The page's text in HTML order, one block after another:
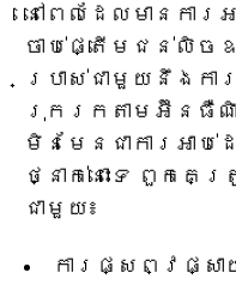
នៅពេលដែលមានការ
ចាប់ផ្តើមជន់លិ
ប្រាស់ជាមួយនឹង
រុករកតាមអ៊ីនធឺណិត
មិនមែនជាការអាប់
ថ្នាក់នោះទេ ពួកគ
ជាមួយ៖
ការផ្សព្វផ្សា